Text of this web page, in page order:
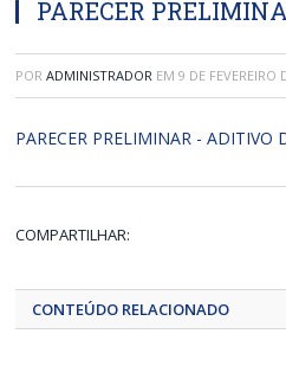
PARECER
POR ADMINISTRADOR EM 9 DE FEVEREIRO
PARECER PRELIMINAR - ADITIVO
COMPARTILHAR:
CONTEÚDO RELACIONADO